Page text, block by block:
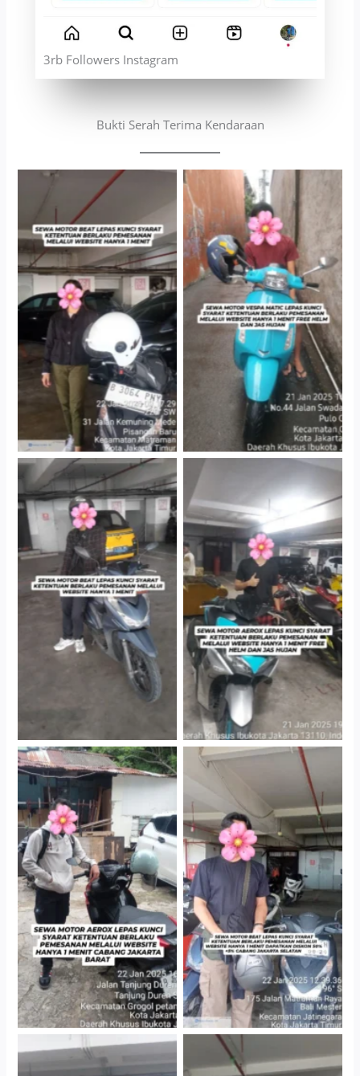
3rb Followers Instagram
Bukti Serah Terima Kendaraan
Cityplaza Jatinegara
Gedung Parkir P6A
Antar Jemput Kendaraan
Cityplaza Jatinegara
Gedung Parkir P6A
Cityplaza Jatinegara
Gedung Parkir P6A
Cabang Jakarta Barat
Cityplaza Jatinegara
Gedung Parkir P6A